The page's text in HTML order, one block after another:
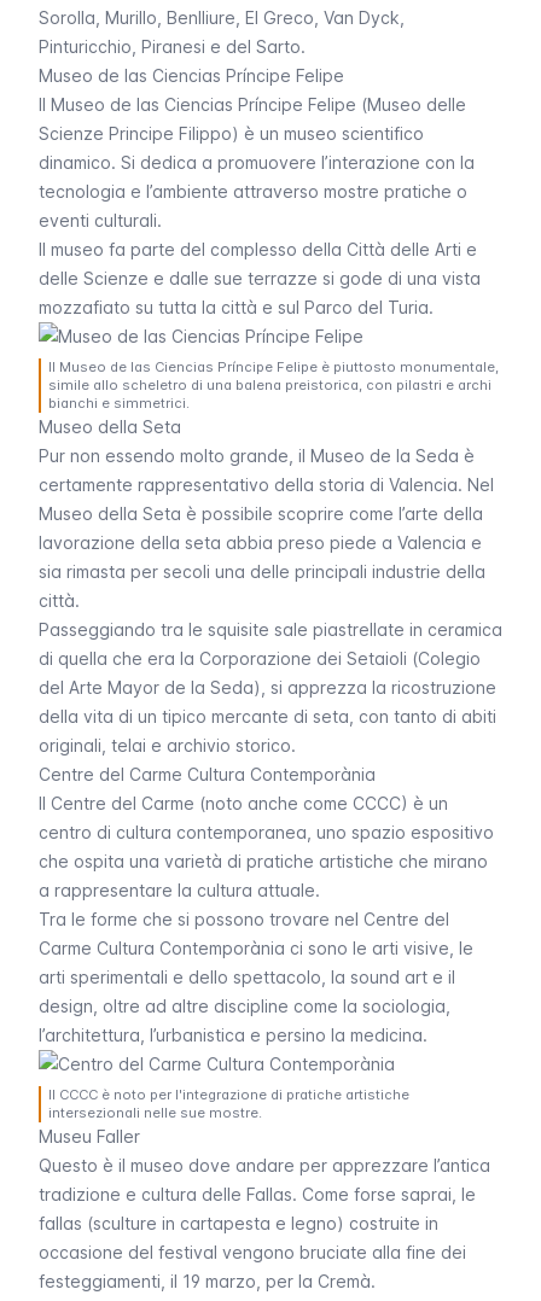
Sorolla, Murillo, Benlliure, El Greco, Van Dyck,
Pinturicchio, Piranesi e del Sarto.
Museo de las Ciencias Príncipe Felipe
Il Museo de las Ciencias Príncipe Felipe (Museo delle
Scienze Principe Filippo) è un museo scientifico
dinamico. Si dedica a promuovere l’interazione con la
tecnologia e l’ambiente attraverso mostre pratiche o
eventi culturali.
Il museo fa parte del complesso della Città delle Arti e
delle Scienze e dalle sue terrazze si gode di una vista
mozzafiato su tutta la città e sul Parco del Turia.
Il Museo de las Ciencias Príncipe Felipe è piuttosto monumentale,
simile allo scheletro di una balena preistorica, con pilastri e archi
bianchi e simmetrici.
Museo della Seta
Pur non essendo molto grande, il Museo de la Seda è
certamente rappresentativo della storia di Valencia. Nel
Museo della Seta è possibile scoprire come l’arte della
lavorazione della seta abbia preso piede a Valencia e
sia rimasta per secoli una delle principali industrie della
città.
Passeggiando tra le squisite sale piastrellate in ceramica
di quella che era la Corporazione dei Setaioli (Colegio
del Arte Mayor de la Seda), si apprezza la ricostruzione
della vita di un tipico mercante di seta, con tanto di abiti
originali, telai e archivio storico.
Centre del Carme Cultura Contemporània
Il Centre del Carme (noto anche come CCCC) è un
centro di cultura contemporanea, uno spazio espositivo
che ospita una varietà di pratiche artistiche che mirano
a rappresentare la cultura attuale.
Tra le forme che si possono trovare nel Centre del
Carme Cultura Contemporània ci sono le arti visive, le
arti sperimentali e dello spettacolo, la sound art e il
design, oltre ad altre discipline come la sociologia,
l’architettura, l’urbanistica e persino la medicina.
Il CCCC è noto per l'integrazione di pratiche artistiche
intersezionali nelle sue mostre.
Museu Faller
Questo è il museo dove andare per apprezzare l’antica
tradizione e cultura delle Fallas. Come forse saprai, le
fallas (sculture in cartapesta e legno) costruite in
occasione del festival vengono bruciate alla fine dei
festeggiamenti, il 19 marzo, per la Cremà.